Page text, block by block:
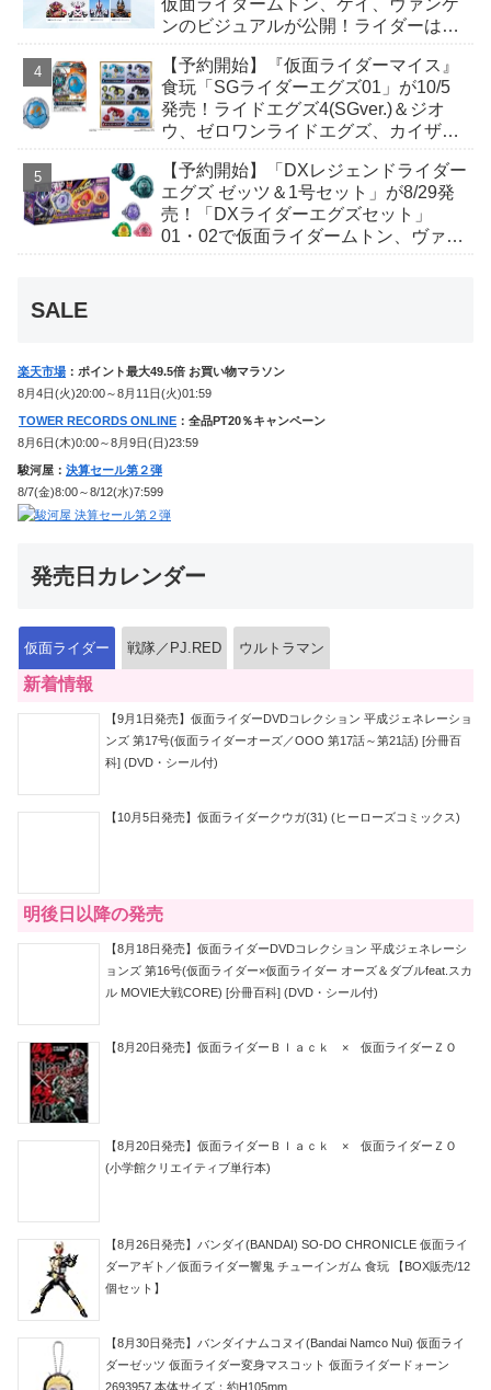
ンのビジュアルが公開！ライダーは子
【予約開始】『仮面ライダーマイス』
食玩「SGライダーエグズ01」が10/5
発売！ライドエグズ4(SGver.)＆ジオ
ウ、ゼロワンライドエグズ、カイザ、
【予約開始】「DXレジェンドライダー
エグズ ゼッツ＆1号セット」が8/29発
売！「DXライダーエグズセット」
01・02で仮面ライダームトン、ヴァン
SALE
楽天市場 ：ポイント最大49.5倍 お買い物マラソン
8月4日(火)20:00～8月11日(火)01:59
TOWER RECORDS ONLINE ：全品PT20％キャンペーン
8月6日(木)0:00～8月9日(日)23:59
駿河屋： 決算セール第２弾
8/7(金)8:00～8/12(水)7:599
発売日カレンダー
仮面ライダー 戦隊／PJ.RED ウルトラマン
新着情報
【9月1日発売】仮面ライダーDVDコレクション 平成ジェネレーショ
ンズ 第17号(仮面ライダーオーズ／OOO 第17話～第21話) [分冊百
科] (DVD・シール付)
【10月5日発売】仮面ライダークウガ(31) (ヒーローズコミックス)
明後日以降の発売
【8月18日発売】仮面ライダーDVDコレクション 平成ジェネレーシ
ョンズ 第16号(仮面ライダー×仮面ライダー オーズ＆ダブルfeat.スカ
ル MOVIE大戦CORE) [分冊百科] (DVD・シール付)
【8月20日発売】仮面ライダーＢｌａｃｋ × 仮面ライダーＺＯ
【8月20日発売】仮面ライダーＢｌａｃｋ × 仮面ライダーＺＯ
(小学館クリエイティブ単行本)
【8月26日発売】バンダイ(BANDAI) SO-DO CHRONICLE 仮面ライ
ダーアギト／仮面ライダー響鬼 チューインガム 食玩 【BOX販売/12
個セット】
【8月30日発売】バンダイナムコヌイ(Bandai Namco Nui) 仮面ライ
ダーゼッツ 仮面ライダー変身マスコット 仮面ライダードォーン
2693957 本体サイズ：約H105mm